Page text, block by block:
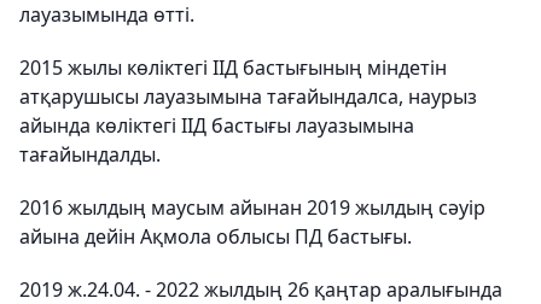
лауазымында өтті.
2015 жылы көліктегі ІІД бастығының міндетін
атқарушысы лауазымына тағайындалса, наурыз
айында көліктегі ІІД бастығы лауазымына
тағайындалды.
2016 жылдың маусым айынан 2019 жылдың сәуір
айына дейін Ақмола облысы ПД бастығы.
2019 ж.24.04. - 2022 жылдың 26 қаңтар аралығында